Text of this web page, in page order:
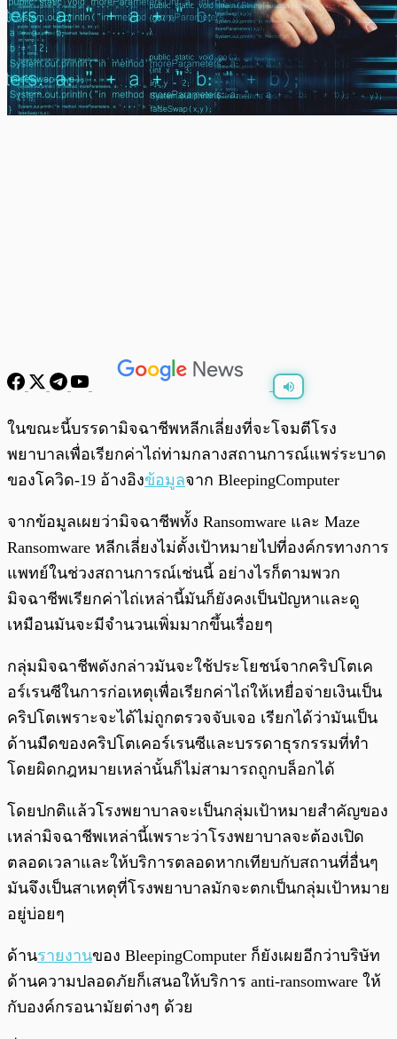
พร้อมเล่น 0:00
ในขณะนี้บรรดามิจฉาชีพหลีกเลี่ยงที่จะโจมตีโรง
พยาบาลเพื่อเรียกค่าไถ่ท่ามกลางสถานการณ์แพร่ระบาด
ของโควิด-19 อ้างอิงข้อมูลจาก BleepingComputer
จากข้อมูลเผยว่ามิจฉาชีพทั้ง Ransomware และ Maze
Ransomware หลีกเลี่ยงไม่ตั้งเป้าหมายไปที่องค์กรทางการ
แพทย์ในช่วงสถานการณ์เช่นนี้ อย่างไรก็ตามพวก
มิจฉาชีพเรียกค่าไถ่เหล่านี้มันก็ยังคงเป็นปัญหาและดู
เหมือนมันจะมีจำนวนเพิ่มมากขึ้นเรื่อยๆ
กลุ่มมิจฉาชีพดังกล่าวมันจะใช้ประโยชน์จากคริปโตเค
อร์เรนซีในการก่อเหตุเพื่อเรียกค่าไถ่ให้เหยื่อจ่ายเงินเป็น
คริปโตเพราะจะได้ไม่ถูกตรวจจับเจอ เรียกได้ว่ามันเป็น
ด้านมืดของคริปโตเคอร์เรนซีและบรรดาธุรกรรมที่ทำ
โดยผิดกฎหมายเหล่านั้นก็ไม่สามารถถูกบล็อกได้
โดยปกติแล้วโรงพยาบาลจะเป็นกลุ่มเป้าหมายสำคัญของ
เหล่ามิจฉาชีพเหล่านี้เพราะว่าโรงพยาบาลจะต้องเปิด
ตลอดเวลาและให้บริการตลอดหากเทียบกับสถานที่อื่นๆ
มันจึงเป็นสาเหตุที่โรงพยาบาลมักจะตกเป็นกลุ่มเป้าหมาย
อยู่บ่อยๆ
ด้านรายงานของ BleepingComputer ก็ยังเผยอีกว่าบริษัท
ด้านความปลอดภัยก็เสนอให้บริการ anti-ransomware ให้
กับองค์กรอนามัยต่างๆ ด้วย